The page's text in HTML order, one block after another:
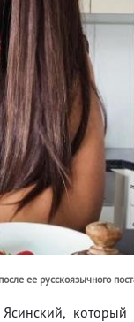
ее русскоязычного